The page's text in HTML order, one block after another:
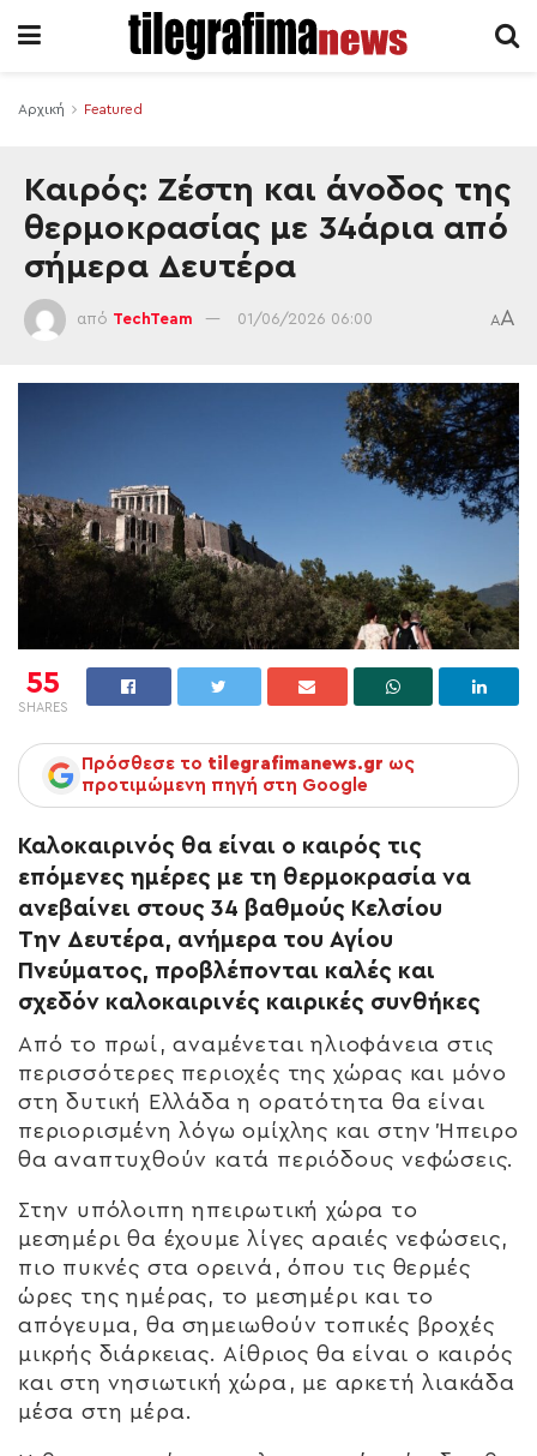
Αρχική Featured
Καιρός: Ζέστη και άνοδος της
θερμοκρασίας με 34άρια από
σήμερα Δευτέρα
από TechTeam 01/06/2026 06:00 AA
55
SHARES
Πρόσθεσε το tilegrafimanews.gr ως
προτιμώμενη πηγή στη Google
Καλοκαιρινός θα είναι ο καιρός τις
επόμενες ημέρες με τη θερμοκρασία να
ανεβαίνει στους 34 βαθμούς Κελσίου
Την Δευτέρα, ανήμερα του Αγίου
Πνεύματος, προβλέπονται καλές και
σχεδόν καλοκαιρινές καιρικές συνθήκες
Από το πρωί, αναμένεται ηλιοφάνεια στις
περισσότερες περιοχές της χώρας και μόνο
στη δυτική Ελλάδα η ορατότητα θα είναι
περιορισμένη λόγω ομίχλης και στην Ήπειρο
θα αναπτυχθούν κατά περιόδους νεφώσεις.
Στην υπόλοιπη ηπειρωτική χώρα το
μεσημέρι θα έχουμε λίγες αραιές νεφώσεις,
πιο πυκνές στα ορεινά, όπου τις θερμές
ώρες της ημέρας, το μεσημέρι και το
απόγευμα, θα σημειωθούν τοπικές βροχές
μικρής διάρκειας. Αίθριος θα είναι ο καιρός
και στη νησιωτική χώρα, με αρκετή λιακάδα
μέσα στη μέρα.